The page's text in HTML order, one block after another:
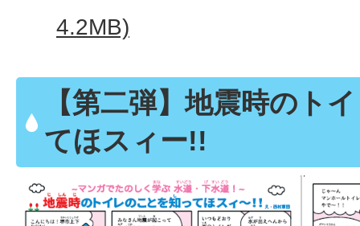
4.2MB)
【第二弾】地震時のト
てほスィー!!